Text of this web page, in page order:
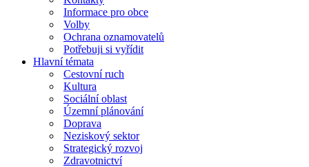
Informace pro obce
Volby
Ochrana oznamovatelů
Potřebuji si vyřídit
Hlavní témata
Cestovní ruch
Kultura
Sociální oblast
Územní plánování
Doprava
Neziskový sektor
Strategický rozvoj
Zdravotnictví